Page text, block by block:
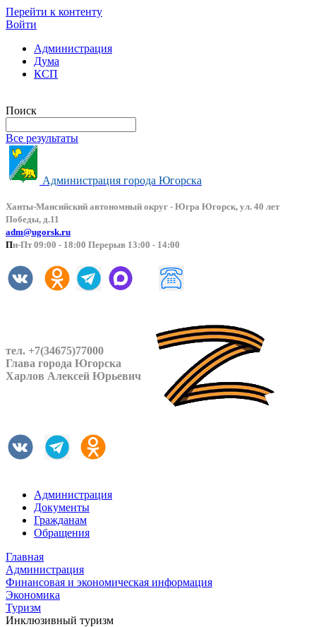
Перейти к контенту
Войти
Администрация
Дума
КСП
Поиск
Все результаты
Администрация города Югорска
Ханты-Мансийский автономный округ - Югра Югорск, ул. 40 лет
Победы, д.11
adm@ugorsk.ru
Пн-Пт 09:00 - 18:00 Перерыв 13:00 - 14:00
тел. +7(34675)77000
Глава города Югорска
Харлов Алексей Юрьевич
Администрация
Документы
Гражданам
Обращения
Главная
Администрация
Финансовая и экономическая информация
Экономика
Туризм
Инклюзивный туризм